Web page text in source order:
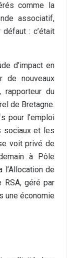
comme la
associatif,
: c’était
d’impact en
de nouveaux
du
de Bretagne.
pour l’emploi
sociaux et les
voit privé de
à Pôle
de
RSA, géré par
une économie